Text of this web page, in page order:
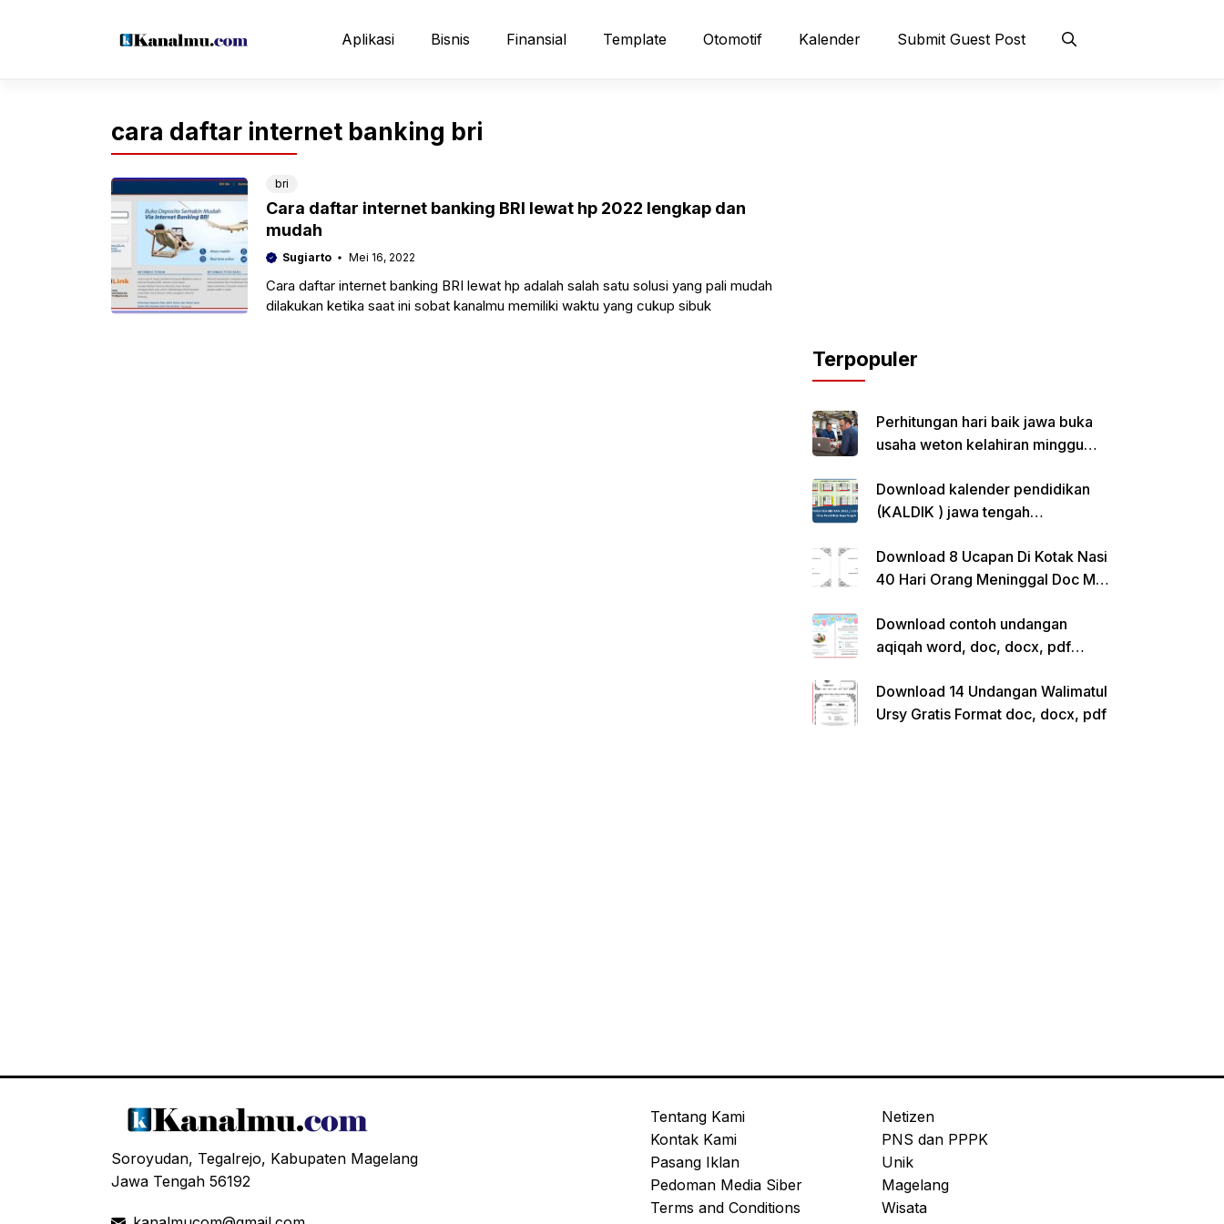
Aplikasi Bisnis Finansial Template Otomotif Kalender Submit Guest Post
cara daftar internet banking bri
bri
Cara daftar internet banking BRI lewat hp 2022 lengkap dan
mudah
Sugiarto Mei 16, 2022
Cara daftar internet banking BRI lewat hp adalah salah satu solusi yang pali mudah
dilakukan ketika saat ini sobat kanalmu memiliki waktu yang cukup sibuk
Terpopuler
Perhitungan hari baik jawa buka
usaha weton kelahiran minggu
Download kalender pendidikan
(KALDIK ) jawa tengah
Download 8 Ucapan Di Kotak Nasi
40 Hari Orang Meninggal Doc Ms.
Download contoh undangan
aqiqah word, doc, docx, pdf
Download 14 Undangan Walimatul
Ursy Gratis Format doc, docx, pdf
Soroyudan, Tegalrejo, Kabupaten Magelang
Jawa Tengah 56192
Tentang Kami
Kontak Kami
Pasang Iklan
Pedoman Media Siber
Terms and Conditions
Netizen
PNS dan PPPK
Unik
Magelang
Wisata